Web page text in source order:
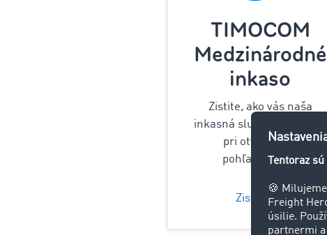
TIMOCOM
Medzinárodné
inkaso
Zistite, ako vás naša
inkasná služba podporuje
pri otvorených
pohľadávkach.
Zistiť viac